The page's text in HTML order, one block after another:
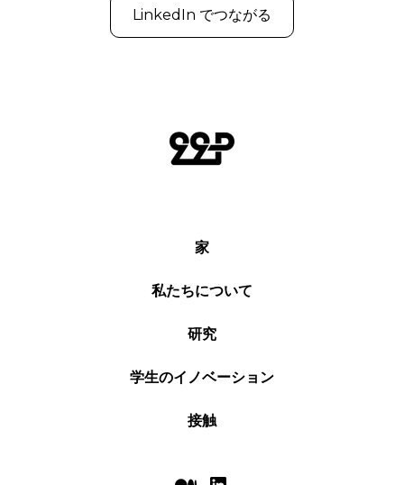
LinkedIn でつながる
家
私たちについて
研究
学生のイノベーション
接触